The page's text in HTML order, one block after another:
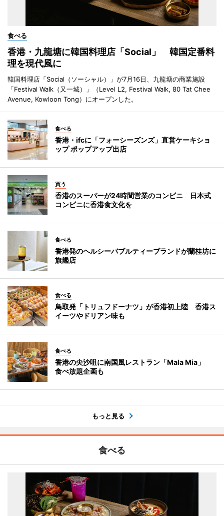
食べる
香港・九龍塘に韓国料理店「Social」 韓国定番料
理を現代風に
韓国料理店「Social（ソーシャル）」が7月16日、九龍塘の商業施設
「Festival Walk（又一城）」（Level L2, Festival Walk, 80 Tat Chee
Avenue, Kowloon Tong）にオープンした。
食べる
香港・ifcに「フォーシーズンズ」直営ケーキショ
ップ ポップアップ出店
買う
香港のスーパーが24時間営業のコンビニ 日本式
コンビニに香港食文化を
食べる
香港発のヘルシーバブルティーブランドが蘭桂坊に
旗艦店
食べる
鳥取発「トリュフドーナツ」が香港初上陸 香港ス
イーツやドリアン味も
食べる
香港の尖沙咀に南国風レストラン「Mala Mia」
食べ放題企画も
もっと見る
食べる